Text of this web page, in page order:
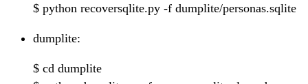
$ python recoversqlite.py -f dumplite/personas.sqlite
dumplite:
$ cd dumplite